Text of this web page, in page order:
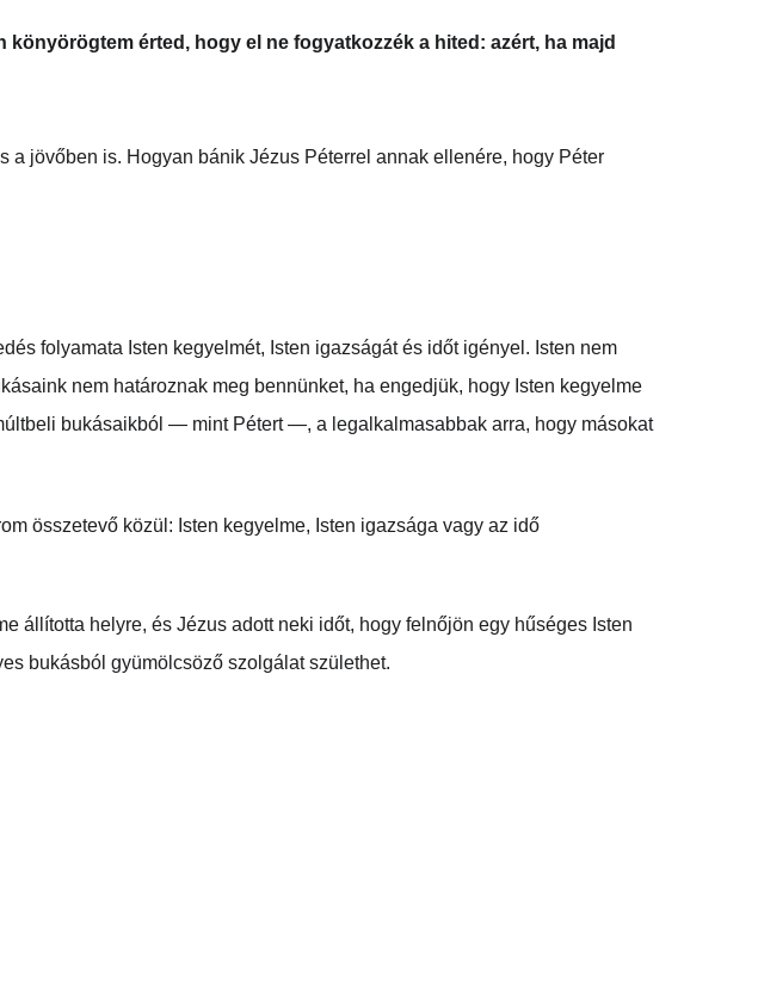
érted, hogy el ne fogyatkozzék a hited: azért, ha majd
jövőben is. Hogyan bánik Jézus Péterrel annak ellenére, hogy Péter
folyamata Isten kegyelmét, Isten igazságát és időt igényel. Isten nem
nem határoznak meg bennünket, ha engedjük, hogy Isten kegyelme
bukásaikból — mint Pétert —, a legalkalmasabbak arra, hogy másokat
összetevő közül: Isten kegyelme, Isten igazsága vagy az idő
állította helyre, és Jézus adott neki időt, hogy felnőjön egy hűséges Isten
bukásból gyümölcsöző szolgálat születhet.